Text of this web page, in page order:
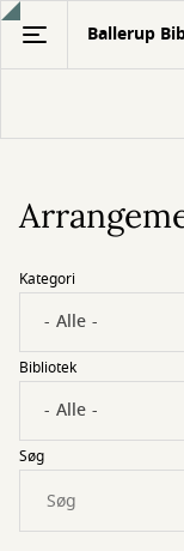
Gå
hovedindhold
Ballerup
Kategori
Bibliotek
Søg